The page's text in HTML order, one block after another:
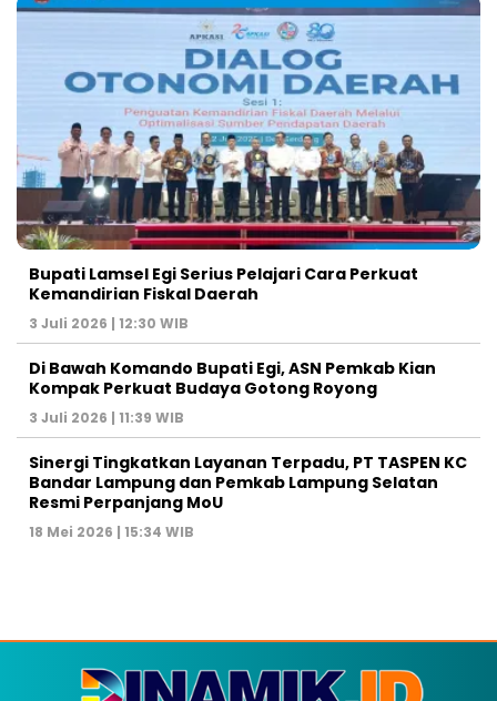
Bupati Lamsel Egi Serius Pelajari Cara Perkuat
Kemandirian Fiskal Daerah
3 Juli 2026 | 12:30 WIB
Di Bawah Komando Bupati Egi, ASN Pemkab Kian
Kompak Perkuat Budaya Gotong Royong
3 Juli 2026 | 11:39 WIB
Sinergi Tingkatkan Layanan Terpadu, PT TASPEN KC
Bandar Lampung dan Pemkab Lampung Selatan
Resmi Perpanjang MoU
18 Mei 2026 | 15:34 WIB